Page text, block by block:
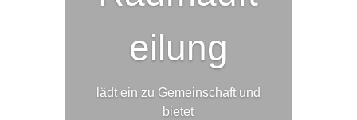
eilung
lädt ein zu Gemeinschaft und
bietet